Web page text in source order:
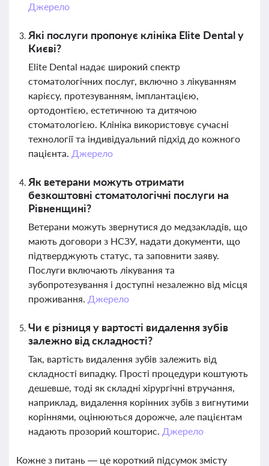
Джерело
Які послуги пропонує клініка Elite Dental у
Києві?
Elite Dental надає широкий спектр
стоматологічних послуг, включно з лікуванням
карієсу, протезуванням, імплантацією,
ортодонтією, естетичною та дитячою
стоматологією. Клініка використовує сучасні
технології та індивідуальний підхід до кожного
пацієнта. Джерело
Як ветерани можуть отримати
безкоштовні стоматологічні послуги на
Рівненщині?
Ветерани можуть звернутися до медзакладів, що
мають договори з НСЗУ, надати документи, що
підтверджують статус, та заповнити заяву.
Послуги включають лікування та
зубопротезування і доступні незалежно від місця
проживання. Джерело
Чи є різниця у вартості видалення зубів
залежно від складності?
Так, вартість видалення зубів залежить від
складності випадку. Прості процедури коштують
дешевше, тоді як складні хірургічні втручання,
наприклад, видалення корінних зубів з вигнутими
коріннями, оцінюються дорожче, але пацієнтам
надають прозорий кошторис. Джерело
Кожне з питань — це короткий підсумок змісту